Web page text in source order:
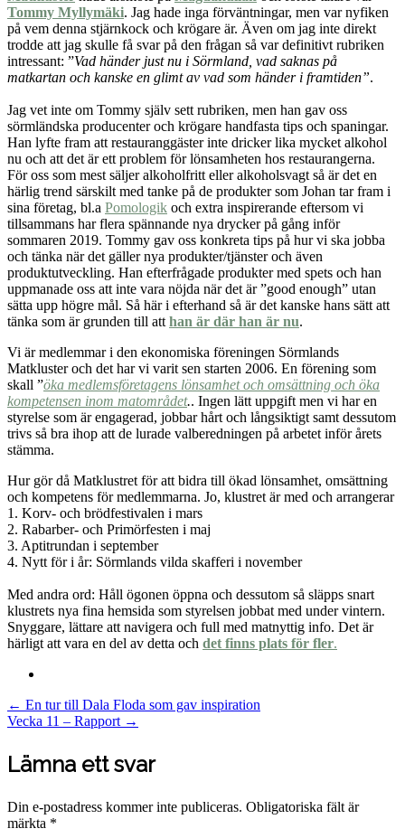
Tommy Myllymäki. Jag hade inga förväntningar, men var nyfiken
på vem denna stjärnkock och krögare är. Även om jag inte direkt
trodde att jag skulle få svar på den frågan så var definitivt rubriken
intressant: ”Vad händer just nu i Sörmland, vad saknas på
matkartan och kanske en glimt av vad som händer i framtiden”.
Jag vet inte om Tommy själv sett rubriken, men han gav oss
sörmländska producenter och krögare handfasta tips och spaningar.
Han lyfte fram att restauranggäster inte dricker lika mycket alkohol
nu och att det är ett problem för lönsamheten hos restaurangerna.
För oss som mest säljer alkoholfritt eller alkoholsvagt så är det en
härlig trend särskilt med tanke på de produkter som Johan tar fram i
sina företag, bl.a Pomologik och extra inspirerande eftersom vi
tillsammans har flera spännande nya drycker på gång inför
sommaren 2019. Tommy gav oss konkreta tips på hur vi ska jobba
och tänka när det gäller nya produkter/tjänster och även
produktutveckling. Han efterfrågade produkter med spets och han
uppmanade oss att inte vara nöjda när det är ”good enough” utan
sätta upp högre mål. Så här i efterhand så är det kanske hans sätt att
tänka som är grunden till att han är där han är nu.
Vi är medlemmar i den ekonomiska föreningen Sörmlands
Matkluster och det har vi varit sen starten 2006. En förening som
skall ”öka medlemsföretagens lönsamhet och omsättning och öka
kompetensen inom matområdet.. Ingen lätt uppgift men vi har en
styrelse som är engagerad, jobbar hårt och långsiktigt samt dessutom
trivs så bra ihop att de lurade valberedningen på arbetet inför årets
stämma.
Hur gör då Matklustret för att bidra till ökad lönsamhet, omsättning
och kompetens för medlemmarna. Jo, klustret är med och arrangerar
1. Korv- och brödfestivalen i mars
2. Rabarber- och Primörfesten i maj
3. Aptitrundan i september
4. Nytt för i år: Sörmlands vilda skafferi i november
Med andra ord: Håll ögonen öppna och dessutom så släpps snart
klustrets nya fina hemsida som styrelsen jobbat med under vintern.
Snyggare, lättare att navigera och full med matnyttig info. Det är
härligt att vara en del av detta och det finns plats för fler.
Post
navigation
← En tur till Dala Floda som gav inspiration
Vecka 11 – Rapport →
Lämna ett svar
Din e-postadress kommer inte publiceras. Obligatoriska fält är
märkta *